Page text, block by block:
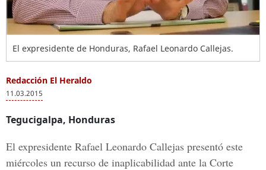
El expresidente de Honduras, Rafael Leonardo Callejas.
Redacción El Heraldo
11.03.2015
Tegucigalpa, Honduras
El expresidente Rafael Leonardo Callejas presentó este
miércoles un recurso de inaplicabilidad ante la Corte